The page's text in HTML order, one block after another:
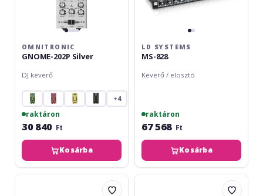
OMNITRONIC
GNOME-202P Silver
DJ keverő
+4
raktáron
30 840 Ft
Kosárba
LD SYSTEMS
MS-828
Keverő / elosztó
raktáron
67 568 Ft
Kosárba
Wharfedale
Adam